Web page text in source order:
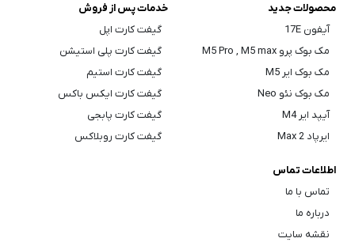
محصولات جدید
آیفون 17E
مک بوک پرو M5 Pro , M5 max
مک بوک ایر M5
مک بوک نئو Neo
آیپد ایر M4
ایرپاد Max 2
خدمات پس از فروش
گیفت کارت اپل
گیفت کارت پلی استیشن
گیفت کارت استیم
گیفت کارت ایکس باکس
گیفت کارت پابجی
گیفت کارت روبلاکس
اطلاعات تماس
تماس با ما
درباره ما
نقشه سایت